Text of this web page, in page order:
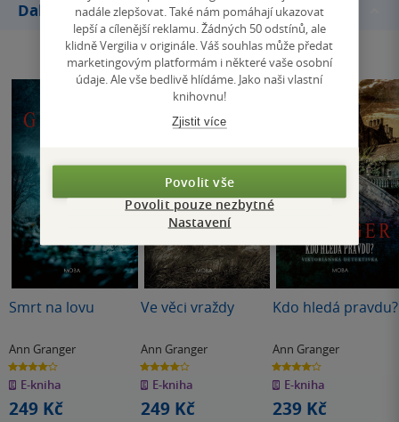
Další knihy autora
Smrt na lovu
Ann Granger
4.0
z
5
hvězdiček
E-kniha
249 Kč
Ve věci vraždy
Ann Granger
4.0
z
5
hvězdiček
E-kniha
249 Kč
Kdo hledá pravdu?
Ann Granger
4.0
z
5
hvězdiček
E-kniha
239 Kč
nadále zlepšovat. Také nám pomáhají ukazovat
lepší a cílenější reklamu. Žádných 50 odstínů, ale
klidně Vergilia v originále. Váš souhlas může předat
marketingovým platformám i některé vaše osobní
údaje. Ale vše bedlivě hlídáme. Jako naši vlastní
knihovnu!
Zjistit více
Povolit vše
Povolit pouze nezbytné
Nastavení